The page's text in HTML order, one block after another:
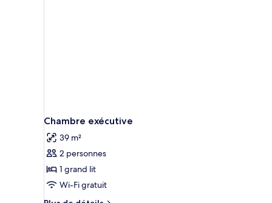
Chambre exécutive
39 m²
2 personnes
1 grand lit
Wi-Fi gratuit